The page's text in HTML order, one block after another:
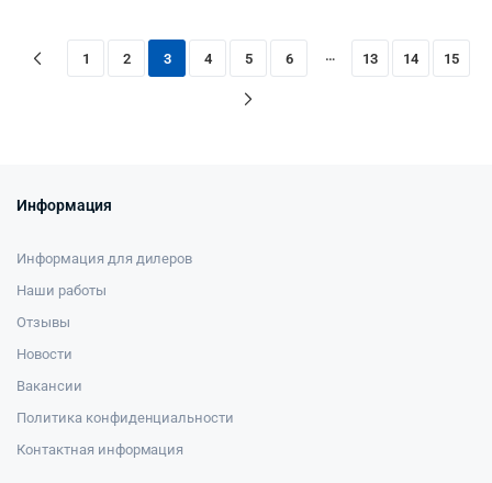
1 2 3 4 5 6 … 13 14 15
Информация
Информация для дилеров
Наши работы
Отзывы
Новости
Вакансии
Политика конфиденциальности
Контактная информация